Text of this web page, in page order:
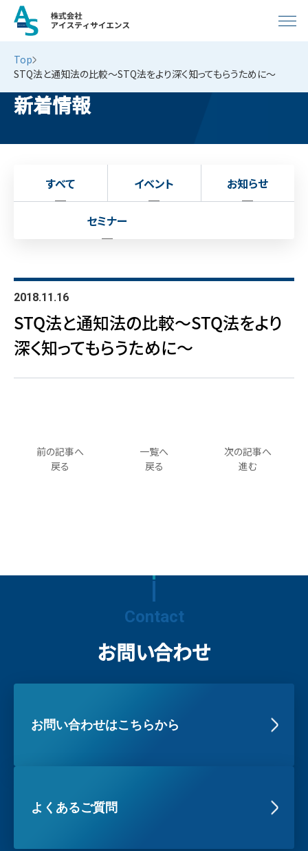
Top
STQ法と通知法の比較～STQ法をより深く知ってもらうために～
新着情報
すべて イベント お知らせ
セミナー
2018.11.16
STQ法と通知法の比較～STQ法をより
深く知ってもらうために～
一覧へ
戻る
前の記事へ
戻る
次の記事へ
進む
Contact
お問い合わせ
お問い合わせはこちらから
よくあるご質問